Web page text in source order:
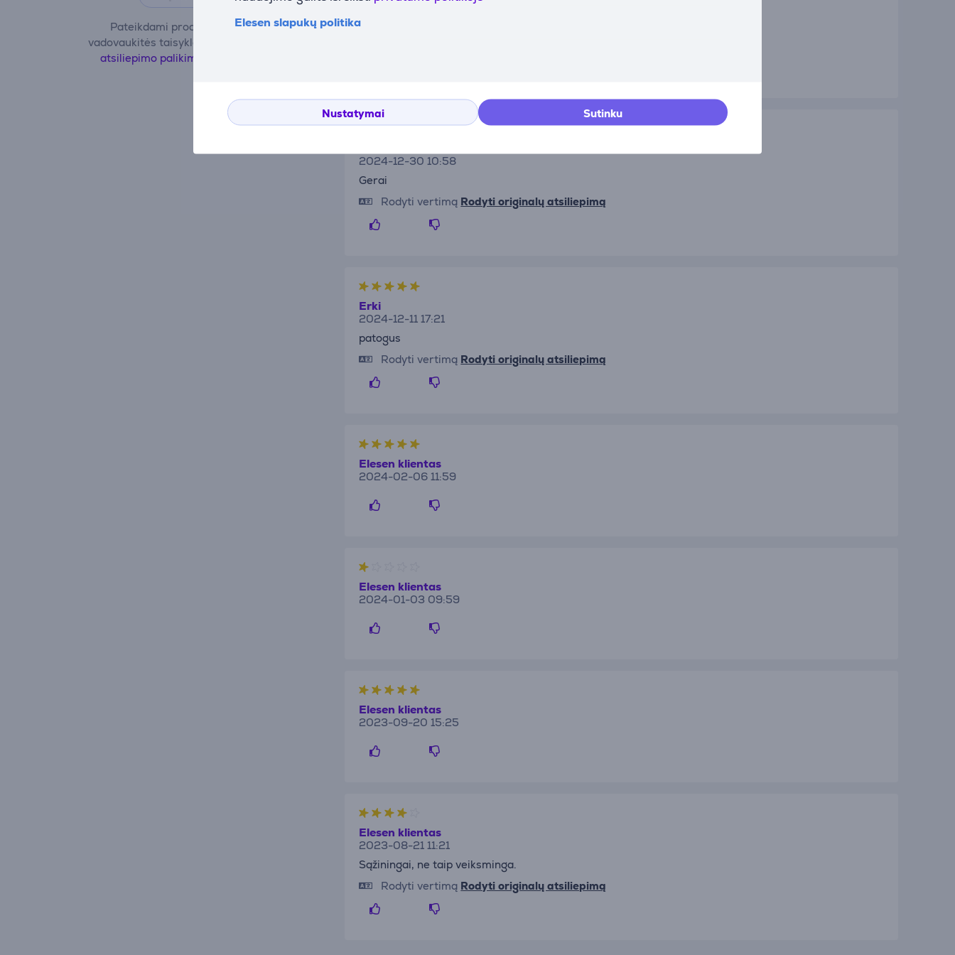
Elesen slapukų politika
Nustatymai Sutinku
Pateikdami produkto apžvalgą,
vadovaukitės taisyklėmis.
atsiliepimo palikimą sužinokite čia.
2025-09-07 09:06
Būtent tai, kas tinkamam darbui.
2024-12-30 10:58
Gerai
Rodyti vertimą Rodyti originalų atsiliepimą
Erki
2024-12-11 17:21
patogus
Rodyti vertimą Rodyti originalų atsiliepimą
Elesen klientas
2024-02-06 11:59
Elesen klientas
2024-01-03 09:59
Elesen klientas
2023-09-20 15:25
Elesen klientas
2023-08-21 11:21
Sąžiningai, ne taip veiksminga.
Rodyti vertimą Rodyti originalų atsiliepimą